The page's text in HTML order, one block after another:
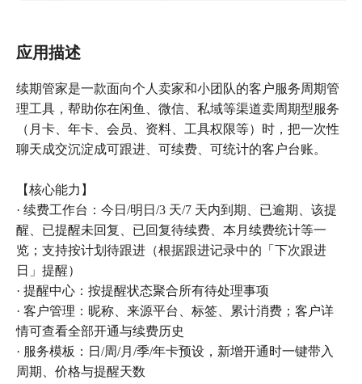
应用描述
续期管家是一款面向个人卖家和小团队的客户服务周期管
理工具，帮助你在闲鱼、微信、私域等渠道卖周期型服务
（月卡、年卡、会员、资料、工具权限等）时，把一次性
聊天成交沉淀成可跟进、可续费、可统计的客户台账。
【核心能力】
· 续费工作台：今日/明日/3 天/7 天内到期、已逾期、该提
醒、已提醒未回复、已回复待续费、本月续费统计等一
览；支持按计划待跟进（根据跟进记录中的「下次跟进
日」提醒）
· 提醒中心：按提醒状态聚合所有待处理事项
· 客户管理：昵称、来源平台、标签、累计消费；客户详
情可查看全部开通与续费历史
· 服务模板：日/周/月/季/年卡预设，新增开通时一键带入
周期、价格与提醒天数